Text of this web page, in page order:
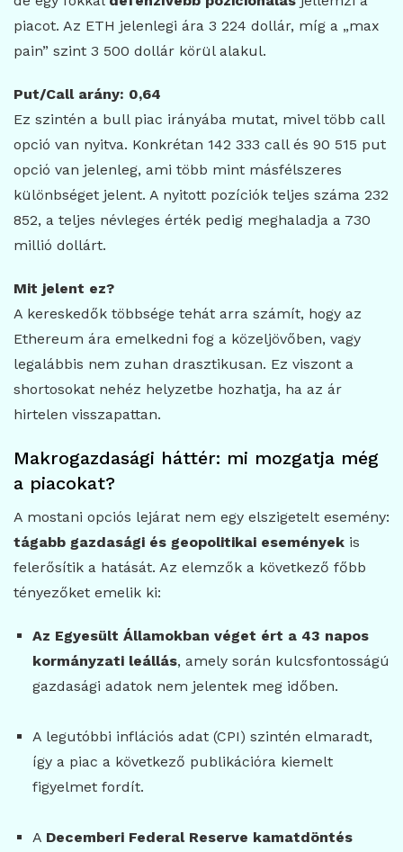
piacot. Az ETH jelenlegi ára 3 224 dollár, míg a „max
pain” szint 3 500 dollár körül alakul.
Put/Call arány: 0,64
Ez szintén a bull piac irányába mutat, mivel több call
opció van nyitva. Konkrétan 142 333 call és 90 515 put
opció van jelenleg, ami több mint másfélszeres
különbséget jelent. A nyitott pozíciók teljes száma 232
852, a teljes névleges érték pedig meghaladja a 730
millió dollárt.
Mit jelent ez?
A kereskedők többsége tehát arra számít, hogy az
Ethereum ára emelkedni fog a közeljövőben, vagy
legalábbis nem zuhan drasztikusan. Ez viszont a
shortosokat nehéz helyzetbe hozhatja, ha az ár
hirtelen visszapattan.
Makrogazdasági háttér: mi mozgatja még
a piacokat?
A mostani opciós lejárat nem egy elszigetelt esemény:
tágabb gazdasági és geopolitikai események is
felerősítik a hatását. Az elemzők a következő főbb
tényezőket emelik ki:
Az Egyesült Államokban véget ért a 43 napos
kormányzati leállás, amely során kulcsfontosságú
gazdasági adatok nem jelentek meg időben.
A legutóbbi inflációs adat (CPI) szintén elmaradt,
így a piac a következő publikációra kiemelt
figyelmet fordít.
A Decemberi Federal Reserve kamatdöntés